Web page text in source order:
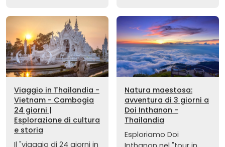
Viaggio in Thailandia -
Vietnam - Cambogia
24 giorni |
Esplorazione di cultura
e storia
Il "viaggio di 24 giorni in
Natura maestosa:
avventura di 3 giorni a
Doi Inthanon -
Thailandia
Esploriamo Doi